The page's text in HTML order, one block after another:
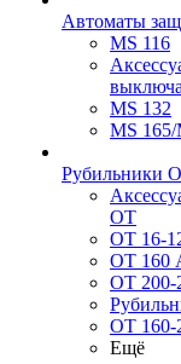
Автоматы
MS 116
MS 132
MS 165/
Рубильники
OT
OT 16-
OT 160
OT 200-
OT 160-
Ещё